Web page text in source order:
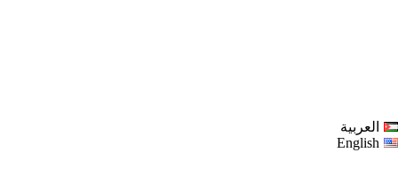
العربية
English